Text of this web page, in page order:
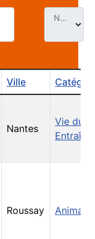
Nb. Évt par page
Ville
Nantes
Vie du
Roussay